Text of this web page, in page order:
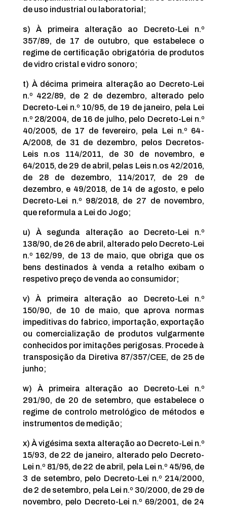
de uso industrial ou laboratorial;
s) À primeira alteração ao Decreto-Lei n.º
357/89, de 17 de outubro, que estabelece o
regime de certificação obrigatória de produtos
de vidro cristal e vidro sonoro;
t) À décima primeira alteração ao Decreto-Lei
n.º 422/89, de 2 de dezembro, alterado pelo
Decreto-Lei n.º 10/95, de 19 de janeiro, pela Lei
n.º 28/2004, de 16 de julho, pelo Decreto-Lei n.º
40/2005, de 17 de fevereiro, pela Lei n.º 64-
A/2008, de 31 de dezembro, pelos Decretos-
Leis n.os 114/2011, de 30 de novembro, e
64/2015, de 29 de abril, pelas Leis n.os 42/2016,
de 28 de dezembro, 114/2017, de 29 de
dezembro, e 49/2018, de 14 de agosto, e pelo
Decreto-Lei n.º 98/2018, de 27 de novembro,
que reformula a Lei do Jogo;
u) À segunda alteração ao Decreto-Lei n.º
138/90, de 26 de abril, alterado pelo Decreto-Lei
n.º 162/99, de 13 de maio, que obriga que os
bens destinados à venda a retalho exibam o
respetivo preço de venda ao consumidor;
v) À primeira alteração ao Decreto-Lei n.º
150/90, de 10 de maio, que aprova normas
impeditivas do fabrico, importação, exportação
ou comercialização de produtos vulgarmente
conhecidos por imitações perigosas. Procede à
transposição da Diretiva 87/357/CEE, de 25 de
junho;
w) À primeira alteração ao Decreto-Lei n.º
291/90, de 20 de setembro, que estabelece o
regime de controlo metrológico de métodos e
instrumentos de medição;
x) À vigésima sexta alteração ao Decreto-Lei n.º
15/93, de 22 de janeiro, alterado pelo Decreto-
Lei n.º 81/95, de 22 de abril, pela Lei n.º 45/96, de
3 de setembro, pelo Decreto-Lei n.º 214/2000,
de 2 de setembro, pela Lei n.º 30/2000, de 29 de
novembro, pelo Decreto-Lei n.º 69/2001, de 24